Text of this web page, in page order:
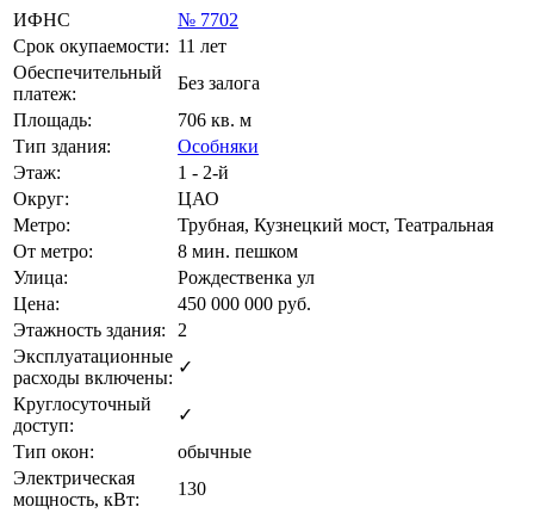
ИФНС
№ 7702
Срок окупаемости: 11 лет
Обеспечительный
платеж:
Без залога
Площадь:
706 кв. м
Тип здания:
Особняки
Этаж:
1 - 2-й
Округ:
ЦАО
Метро:
Трубная, Кузнецкий мост, Театральная
От метро:
8 мин. пешком
Улица:
Рождественка ул
Цена:
450 000 000 руб.
Этажность здания:
2
Эксплуатационные
расходы включены:
✓
Круглосуточный
доступ:
✓
Тип окон:
обычные
Электрическая
мощность, кВт:
130